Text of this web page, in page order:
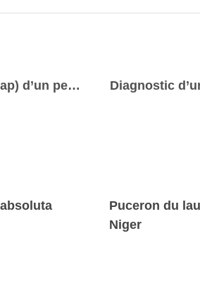
Semences d’oseille rouge (Bissap) d’un peu plus de deux mois
Puceron du
Niger